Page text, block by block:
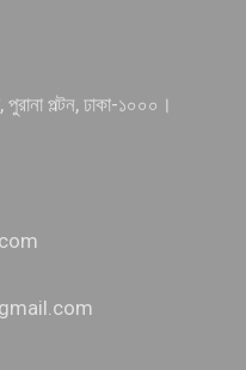
পুরানা পল্টন, ঢাকা-১০০০।